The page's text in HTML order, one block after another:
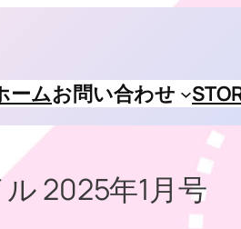
ームお問い合わせ
2025年1月号